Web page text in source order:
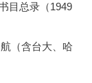
目总录（1949
（含台大、哈